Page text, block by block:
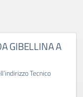
GIBELLINA A
Tecnico